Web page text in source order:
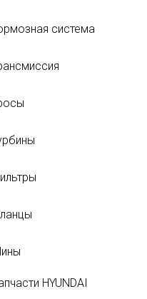
система
HYUNDAI